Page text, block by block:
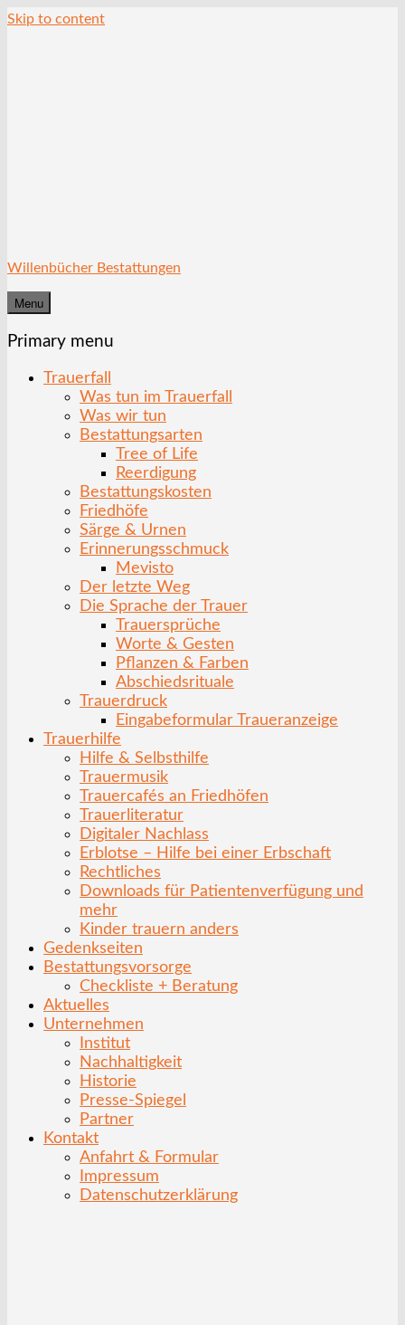
Skip to content
Willenbücher Bestattungen
Menu
Primary menu
Trauerfall
Was tun im Trauerfall
Was wir tun
Bestattungsarten
Tree of Life
Reerdigung
Bestattungskosten
Friedhöfe
Särge & Urnen
Erinnerungsschmuck
Mevisto
Der letzte Weg
Die Sprache der Trauer
Trauersprüche
Worte & Gesten
Pflanzen & Farben
Abschiedsrituale
Trauerdruck
Eingabeformular Traueranzeige
Trauerhilfe
Hilfe & Selbsthilfe
Trauermusik
Trauercafés an Friedhöfen
Trauerliteratur
Digitaler Nachlass
Erblotse – Hilfe bei einer Erbschaft
Rechtliches
Downloads für Patientenverfügung und
mehr
Kinder trauern anders
Gedenkseiten
Bestattungsvorsorge
Checkliste + Beratung
Aktuelles
Unternehmen
Institut
Nachhaltigkeit
Historie
Presse-Spiegel
Partner
Kontakt
Anfahrt & Formular
Impressum
Datenschutzerklärung